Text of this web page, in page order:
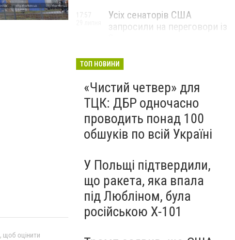
, щоб оцінити
Усіх сенаторів США
запросили на переговори із
Росії, – The Hill
17:57
ТОП НОВИНИ
«Чистий четвер» для
ТЦК: ДБР одночасно
проводить понад 100
обшуків по всій Україні
У Польщі підтвердили,
що ракета, яка впала
під Любліном, була
російською Х-101